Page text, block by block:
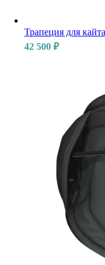
Трапеция для
42 500 ₽